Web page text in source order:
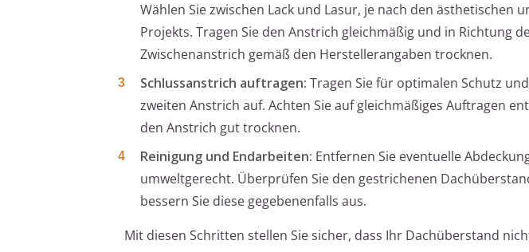
Wählen Sie zwischen Lack und Lasur, je nach den ästhetischen
Projekts. Tragen Sie den Anstrich gleichmäßig und in Richtung
Zwischenanstrich gemäß den Herstellerangaben trocknen.
Schlussanstrich auftragen: Tragen Sie für optimalen Schutz
zweiten Anstrich auf. Achten Sie auf gleichmäßiges Auftragen
den Anstrich gut trocknen.
Reinigung und Endarbeiten: Entfernen Sie eventuelle
umweltgerecht. Überprüfen Sie den gestrichenen
bessern Sie diese gegebenenfalls aus.
Mit diesen Schritten stellen Sie sicher, dass Ihr Dachüberstand